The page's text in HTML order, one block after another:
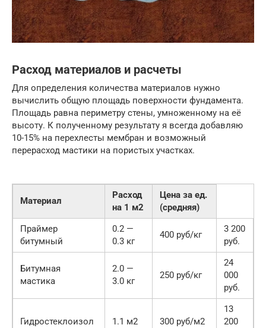
Расход материалов и расчеты
Для определения количества материалов нужно
вычислить общую площадь поверхности фундамента.
Площадь равна периметру стены, умноженному на её
высоту. К полученному результату я всегда добавляю
10-15% на перехлесты мембран и возможный
перерасход мастики на пористых участках.
Материал
Расход
на 1 м2
Цена за ед.
(средняя)
Праймер
битумный
0.2 —
0.3 кг
400 руб/кг
3 200
руб.
Битумная
мастика
2.0 —
3.0 кг
250 руб/кг
24
000
руб.
Гидростеклоизол 1.1 м2 300 руб/м2
13
200